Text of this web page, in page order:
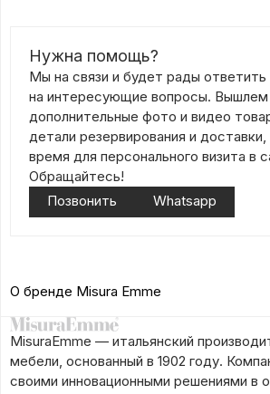
Нужна помощь?
Мы на связи и будет рады ответить
на интересующие вопросы. Вышлем
дополнительные фото и видео
детали резервирования и
время для персонального визита в
Обращайтесь!
Позвонить
Whatsapp
О бренде Misura Emme
MisuraEmme — итальянский
мебели, основанный в 1902 году.
своими инновационными решениями в